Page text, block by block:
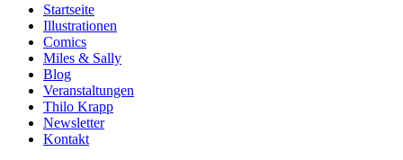
Startseite
Illustrationen
Comics
Miles & Sally
Blog
Veranstaltungen
Thilo Krapp
Newsletter
Kontakt